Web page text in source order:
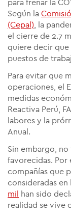
para frenar la
Según la
(Cepal) , la
el cierre de 2.7
quiere decir que
puestos de
Para evitar que
operaciones, el
medidas
Reactiva Perú,
labores y la
Anual.
Sin embargo, no
favorecidas. Por
compañías que
consideradas en
mil
han sido
realidad se vive